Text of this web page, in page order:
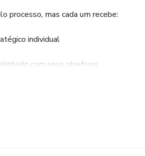
processo, mas cada um recebe:
individual
com seus objetivos